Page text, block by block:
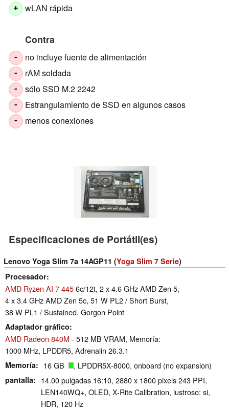
+ wLAN rápida
Contra
- no incluye fuente de alimentación
- rAM soldada
- sólo SSD M.2 2242
- Estrangulamiento de SSD en algunos casos
- menos conexiones
Especificaciones de Portátil(es)
Lenovo Yoga Slim 7a 14AGP11 (Yoga Slim 7 Serie)
Procesador
AMD Ryzen AI 7 4456c/12t, 2 x 4.6 GHz AMD Zen 5,
4 x 3.4 GHz AMD Zen 5c, 51 W PL2 / Short Burst,
38 W PL1 / Sustained, Gorgon Point
Adaptador gráfico
AMD Radeon 840M - 512 MB VRAM, Memoría:
1000 MHz, LPDDR5, Adrenalin 26.3.1
Memoría 16 GB , LPDDR5X-8000, onboard (no expansion)
pantalla
14.00 pulgadas 16:10, 2880 x 1800 pixels 243 PPI,
LEN140WQ+, OLED, X-Rite Calibration, lustroso: si,
HDR, 120 Hz